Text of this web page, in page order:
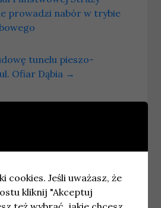
prowadzi nabór w trybie
tunelu pieszo-
Ofiar Dąbia →
cookies. Jeśli uważasz, że
kliknij "Akceptuj